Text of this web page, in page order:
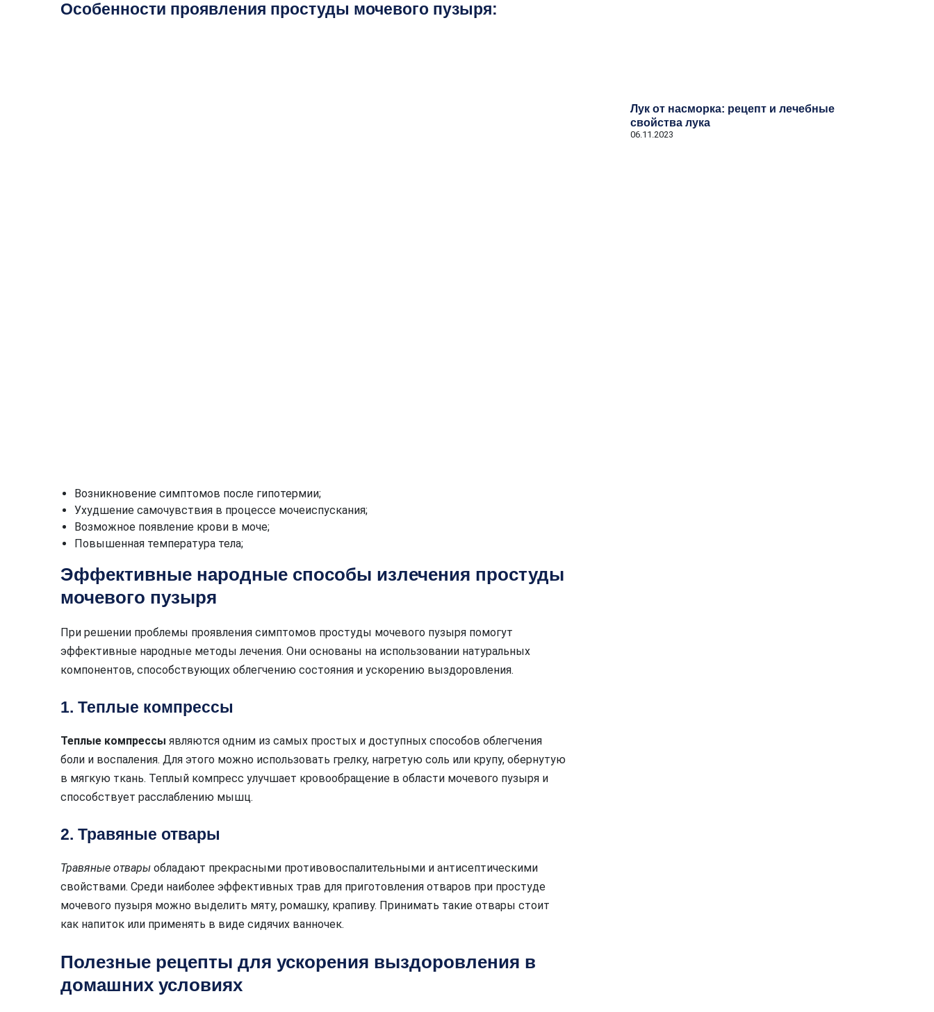
Особенности проявления простуды мочевого пузыря:
Возникновение симптомов после гипотермии;
Ухудшение самочувствия в процессе мочеиспускания;
Возможное появление крови в моче;
Повышенная температура тела;
Эффективные народные способы излечения простуды
мочевого пузыря
При решении проблемы проявления симптомов простуды мочевого пузыря помогут
эффективные народные методы лечения. Они основаны на использовании натуральных
компонентов, способствующих облегчению состояния и ускорению выздоровления.
1. Теплые компрессы
Теплые компрессы являются одним из самых простых и доступных способов облегчения
боли и воспаления. Для этого можно использовать грелку, нагретую соль или крупу, обернутую
в мягкую ткань. Теплый компресс улучшает кровообращение в области мочевого пузыря и
способствует расслаблению мышц.
2. Травяные отвары
Травяные отвары обладают прекрасными противовоспалительными и антисептическими
свойствами. Среди наиболее эффективных трав для приготовления отваров при простуде
мочевого пузыря можно выделить мяту, ромашку, крапиву. Принимать такие отвары стоит
как напиток или применять в виде сидячих ванночек.
Полезные рецепты для ускорения выздоровления в
домашних условиях
Лук от насморка: рецепт и лечебные
свойства лука
06.11.2023